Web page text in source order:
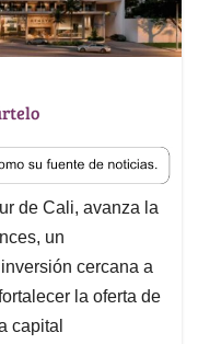
de Cali, avanza la
un
cercana a
la oferta de
capital